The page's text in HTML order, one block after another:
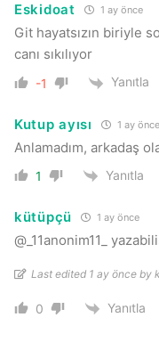
Eskidoat 1 ay önce
Git hayatsızın biriyle
canı sıkılıyor
-1 Yanıtla
Kutup ayısı 1 ay önce
Anlamadım, arkadaş
1 Yanıtla
kütüpçü 1 ay önce
@_11anonim11_
Last edited 1 ay önce by
0 Yanıtla